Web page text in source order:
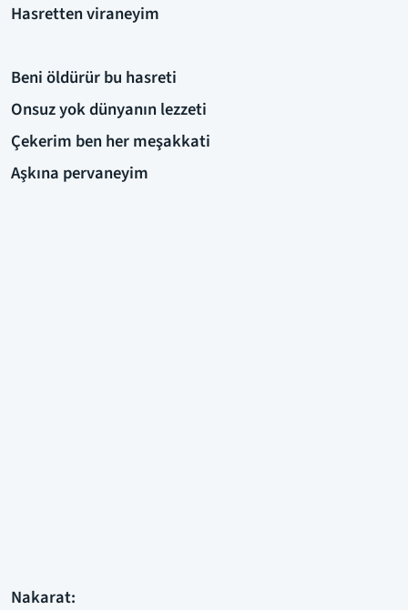
Hasretten viraneyim
Beni öldürür bu hasreti
Onsuz yok dünyanın lezzeti
Çekerim ben her meşakkati
Aşkına pervaneyim
Nakarat: